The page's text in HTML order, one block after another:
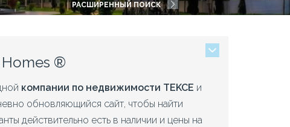
РАСШИРЕННЫЙ ПОИСК
®
компании по недвижимости TEKCE и
обновляющийся сайт, чтобы найти
действительно есть в наличии и цены на